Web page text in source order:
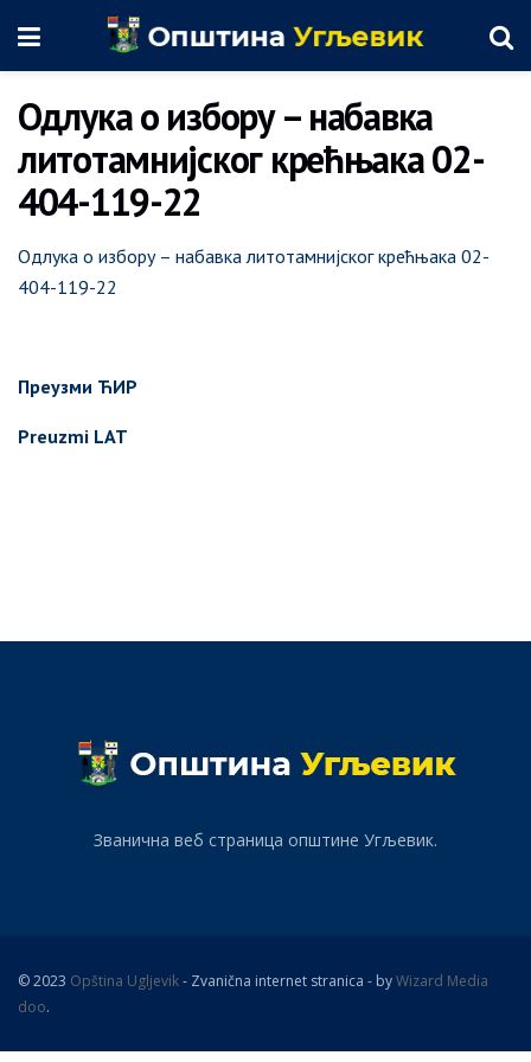
Одлука о избору – набавка
литотамнијског крећњака 02-
404-119-22
Одлука о избору – набавка литотамнијског крећњака 02-
404-119-22
Преузми ЋИР
Preuzmi LAT
Званична веб страница општине Угљевик.
© 2023 Opština Ugljevik- Zvanična internet stranica - byWizard Media
doo.